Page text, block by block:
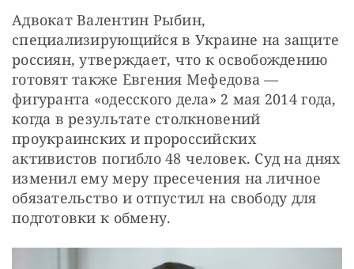
Адвокат Валентин Рыбин,
специализирующийся в Украине на защите
россиян, утверждает, что к освобождению
готовят также Евгения Мефедова —
фигуранта «одесского дела» 2 мая 2014 года,
когда в результате столкновений
проукраинских и пророссийских
активистов погибло 48 человек. Суд на днях
изменил ему меру пресечения на личное
обязательство и отпустил на свободу для
подготовки к обмену.